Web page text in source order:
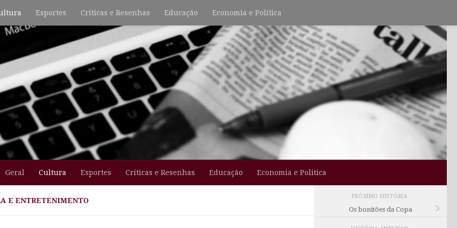
Esportes Críticas e Resenhas Educação Economia e Política
Geral Cultura Esportes Críticas e Resenhas Educação Economia e Política
E ENTRETENIMENTO
PRÓXIMO HISTÓRIA
Os bonitões da Copa